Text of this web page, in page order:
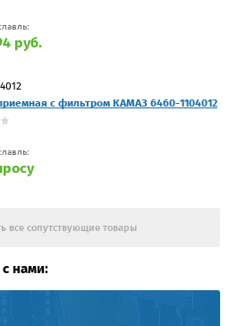
руб.
с фильтром КАМАЗ 6460-1104012
все сопутствующие товары
нами: